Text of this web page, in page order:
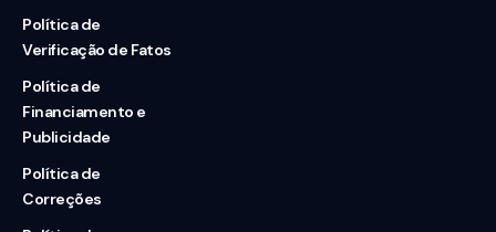
Política de
Verificação de Fatos
Política de
Financiamento e
Publicidade
Política de
Correções